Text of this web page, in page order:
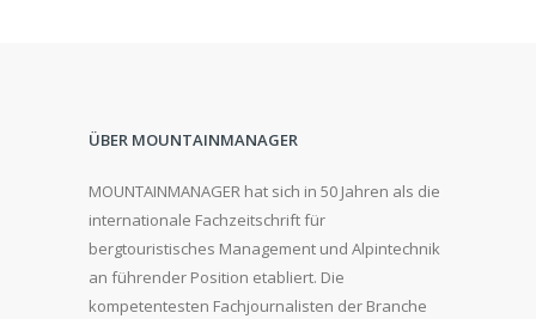
ÜBER MOUNTAINMANAGER
MOUNTAINMANAGER hat sich in 50 Jahren als die
internationale Fachzeitschrift für
bergtouristisches Management und Alpintechnik
an führender Position etabliert. Die
kompetentesten Fachjournalisten der Branche